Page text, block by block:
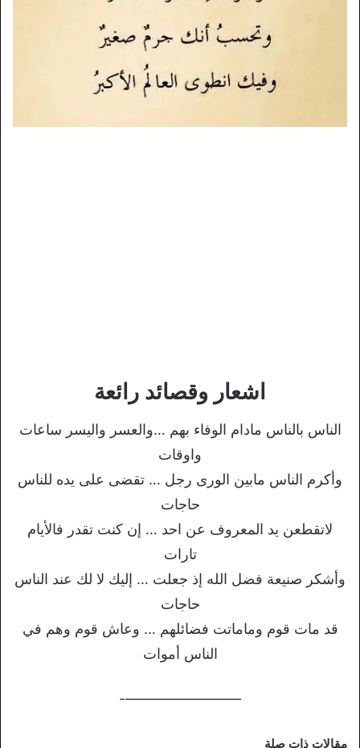
اشعار وقصائد رائعة
الناس بالناس مادام الوفاء بهم …والعسر واليسر ساعات
واوقات
وأكرم الناس مابين الورى رجل … تقضى على يده للناس
حاجات
لاتقطعن يد المعروف عن احد … إن كنت تقدر فالأيام
تارات
وأشكر صنيعة فضل الله إذ جعلت … إليك لا لك عند الناس
حاجات
قد مات قوم وماماتت فضائلهم … وعاش قوم وهم في
الناس أموات
————————-
مقالات ذات صلة